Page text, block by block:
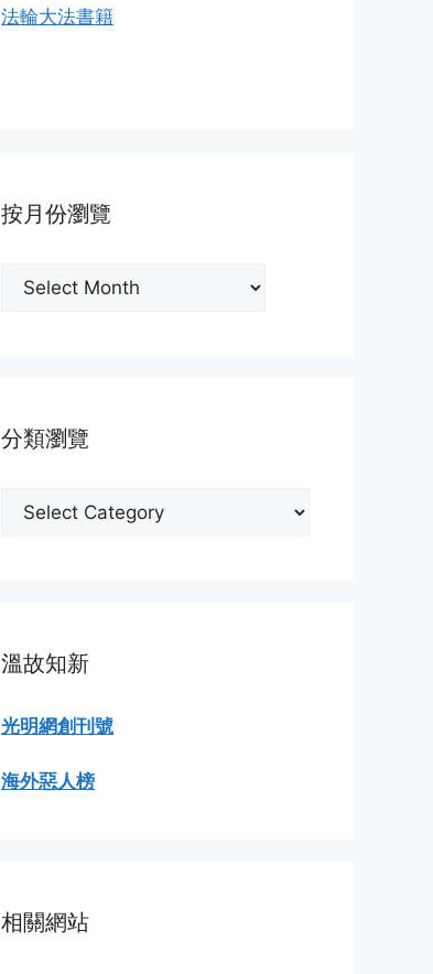
法輪大法書籍
按月份瀏覽
分類瀏覽
溫故知新
光明網創刊號
海外惡人榜
相關網站